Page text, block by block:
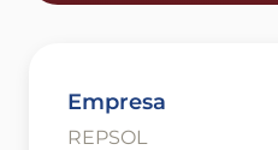
Empresa
REPSOL